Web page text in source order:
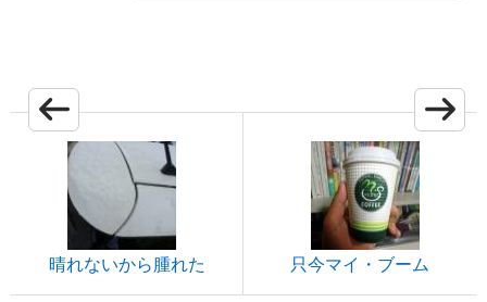
晴れないから腫れた 只今マイ・ブーム